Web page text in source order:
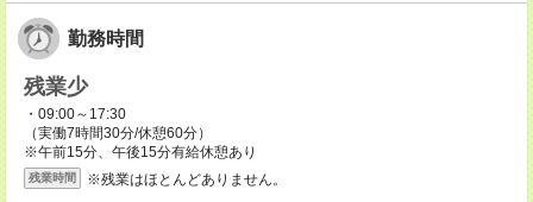
勤務時間
残業少
・09:00～17:30
（実働7時間30分/休憩60分）
※午前15分、午後15分有給休憩あり
残業時間 ※残業はほとんどありません。